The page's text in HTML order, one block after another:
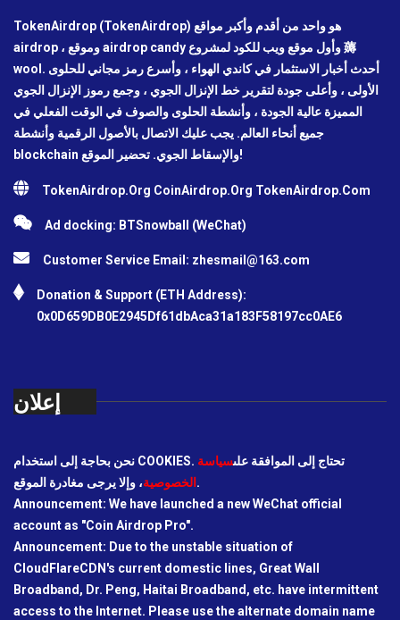
TokenAirdrop (TokenAirdrop) هو واحد من أقدم وأكبر مواقع
airdrop ، وموقع airdrop candy وأول موقع ويب للكود لمشروع 薅
wool. أحدث أخبار الاستثمار في كاندي الهواء ، وأسرع رمز مجاني للحلوى
الأولى ، وأعلى جودة لتقرير خط الإنزال الجوي ، وجمع رموز الإنزال الجوي
المميزة عالية الجودة ، وأنشطة الحلوى والصوف في الوقت الفعلي في
جميع أنحاء العالم. يجب عليك الاتصال بالأصول الرقمية وأنشطة
blockchain والإسقاط الجوي. تحضير الموقع!
TokenAirdrop.Org CoinAirdrop.Org TokenAirdrop.Com
Ad docking: BTSnowball (WeChat)
Customer Service Email: zhesmail@163.com
Donation & Support (ETH Address):
0x0D659DB0E2945Df61dbAca31a183F58197cc0AE6
إعلان
نحن بحاجة إلى استخدام COOKIES. تحتاج إلى الموافقة علىسياسة
الخصوصية ، وإلا يرجى مغادرة الموقع.
Announcement: We have launched a new WeChat official
account as "Coin Airdrop Pro".
Announcement: Due to the unstable situation of
CloudFlareCDN's current domestic lines, Great Wall
Broadband, Dr. Peng, Haitai Broadband, etc. have intermittent
access to the Internet. Please use the alternate domain name